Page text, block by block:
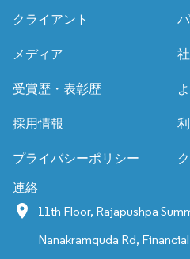
クライアント
メディア
受賞歴・表彰歴
採用情報
プライバシーポリシー
連絡
11th Floor, Rajapushpa
Nanakramguda Rd,